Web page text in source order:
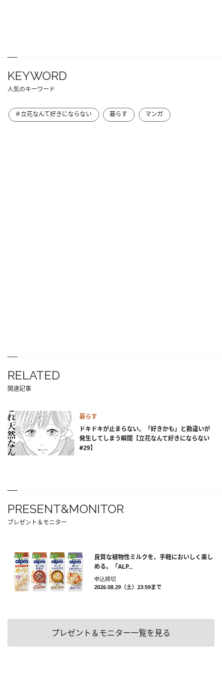
KEYWORD
人気のキーワード
＃立花なんて好きにならない 暮らす マンガ
RELATED
関連記事
暮らす
ドキドキが止まらない。「好きかも」と勘違いが
発生してしまう瞬間【立花なんて好きにならない
#29】
PRESENT&MONITOR
プレゼント＆モニター
良質な植物性ミルクを、手軽においしく楽し
める。「ALP...
申込締切
2026.08.29（土）23:59まで
プレゼント＆モニター一覧を見る